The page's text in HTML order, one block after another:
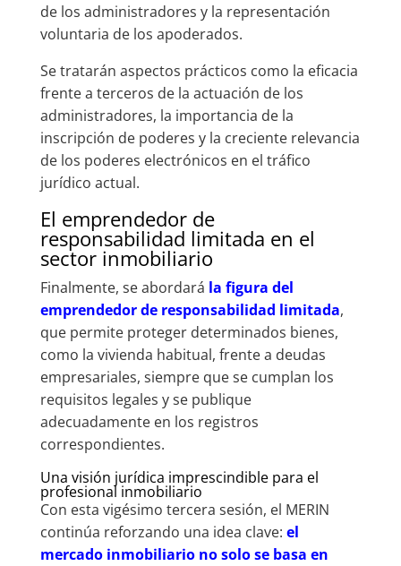
de los administradores y la representación
voluntaria de los apoderados.
Se tratarán aspectos prácticos como la eficacia
frente a terceros de la actuación de los
administradores, la importancia de la
inscripción de poderes y la creciente relevancia
de los poderes electrónicos en el tráfico
jurídico actual.
El emprendedor de
responsabilidad limitada en el
sector inmobiliario
Finalmente, se abordará la figura del
emprendedor de responsabilidad limitada,
que permite proteger determinados bienes,
como la vivienda habitual, frente a deudas
empresariales, siempre que se cumplan los
requisitos legales y se publique
adecuadamente en los registros
correspondientes.
Una visión jurídica imprescindible para el
profesional inmobiliario
Con esta vigésimo tercera sesión, el MERIN
continúa reforzando una idea clave: el
mercado inmobiliario no solo se basa en